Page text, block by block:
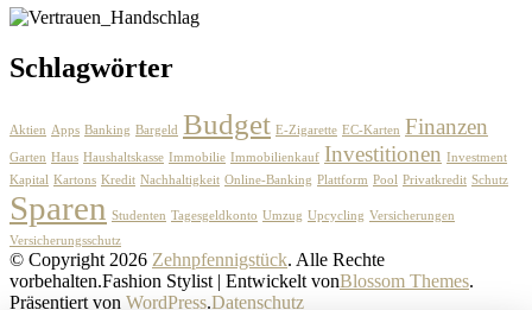
Schlagwörter
Aktien Apps Banking Bargeld Budget E-Zigarette EC-Karten Finanzen
Garten Haus Haushaltskasse Immobilie Immobilienkauf Investitionen Investment
Kapital Kartons Kredit Nachhaltigkeit Online-Banking Plattform Pool Privatkredit Schutz
Sparen Studenten Tagesgeldkonto Umzug Upcycling Versicherungen
Versicherungsschutz
© Copyright 2026 Zehnpfennigstück. Alle Rechte
vorbehalten.Fashion Stylist | Entwickelt vonBlossom Themes.
Präsentiert von WordPress.Datenschutz